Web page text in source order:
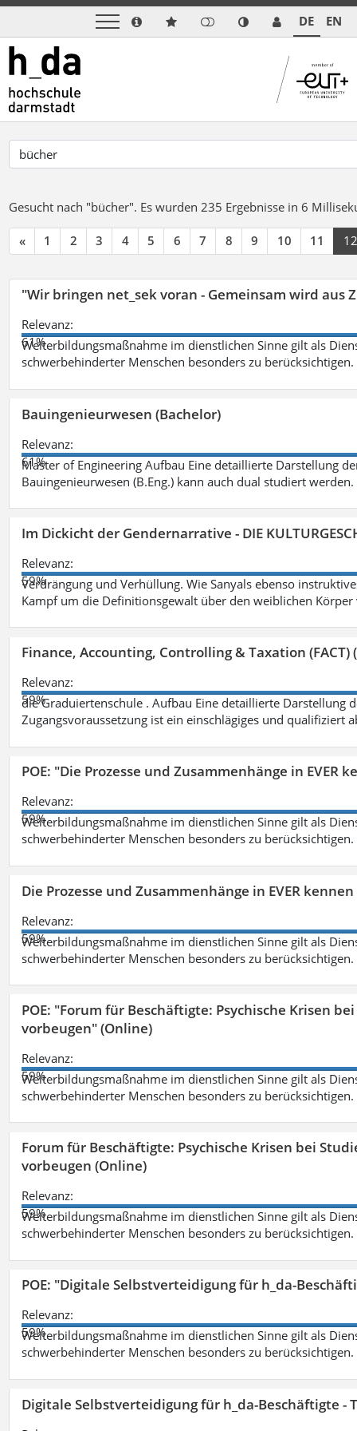
DE EN
Gesucht nach "bücher". Es wurden 235 Ergebnisse in 6
« 1 2 3 4 5 6 7 8 9 10 11 12
"Wir bringen net_sek voran - Gemeinsam wird aus
Relevanz:
61%
Weiterbildungsmaßnahme im dienstlichen Sinne gilt als
schwerbehinderter Menschen besonders zu berücksichtigen.
Bauingenieurwesen (Bachelor)
Relevanz:
61%
Master of Engineering Aufbau Eine detaillierte Darstellung
Bauingenieurwesen (B.Eng.) kann auch dual studiert
Im Dickicht der Gendernarrative - DIE
Relevanz:
59%
Verdrängung und Verhüllung. Wie Sanyals ebenso
Kampf um die Definitionsgewalt über den weiblichen
Finance, Accounting, Controlling & Taxation (FACT)
Relevanz:
59%
die Graduiertenschule . Aufbau Eine detaillierte Darstellung
Zugangsvoraussetzung ist ein einschlägiges und qualifiziert
POE: "Die Prozesse und Zusammenhänge in EVER
Relevanz:
59%
Weiterbildungsmaßnahme im dienstlichen Sinne gilt als
schwerbehinderter Menschen besonders zu berücksichtigen.
Die Prozesse und Zusammenhänge in EVER
Relevanz:
59%
Weiterbildungsmaßnahme im dienstlichen Sinne gilt als
schwerbehinderter Menschen besonders zu berücksichtigen.
POE: "Forum für Beschäftigte: Psychische Krisen
vorbeugen" (Online)
Relevanz:
59%
Weiterbildungsmaßnahme im dienstlichen Sinne gilt als
schwerbehinderter Menschen besonders zu berücksichtigen.
Forum für Beschäftigte: Psychische Krisen bei
vorbeugen (Online)
Relevanz:
59%
Weiterbildungsmaßnahme im dienstlichen Sinne gilt als
schwerbehinderter Menschen besonders zu berücksichtigen.
POE: "Digitale Selbstverteidigung für h_da-
Relevanz:
59%
Weiterbildungsmaßnahme im dienstlichen Sinne gilt als
schwerbehinderter Menschen besonders zu berücksichtigen.
Digitale Selbstverteidigung für h_da-Beschäftigte -